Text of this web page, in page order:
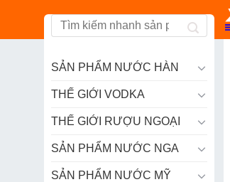
SẢN PHẨM NƯỚC HÀN
THẾ GIỚI VODKA
THẾ GIỚI RƯỢU NGOẠI
SẢN PHẨM NƯỚC NGA
SẢN PHẨM NƯỚC MỸ